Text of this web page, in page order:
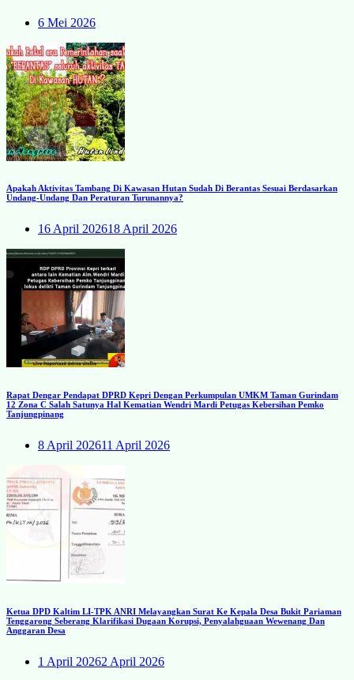
6 Mei 2026
Apakah Aktivitas Tambang Di Kawasan Hutan Sudah Di Berantas Sesuai Berdasarkan
Undang-Undang Dan Peraturan Turunannya?
16 April 202618 April 2026
Rapat Dengar Pendapat DPRD Kepri Dengan Perkumpulan UMKM Taman Gurindam
12 Zona C Salah Satunya Hal Kematian Wendri Mardi Petugas Kebersihan Pemko
Tanjungpinang
8 April 202611 April 2026
Ketua DPD Kaltim LI-TPK ANRI Melayangkan Surat Ke Kepala Desa Bukit Pariaman
Tenggarong Seberang Klarifikasi Dugaan Korupsi, Penyalahguaan Wewenang Dan
Anggaran Desa
1 April 20262 April 2026